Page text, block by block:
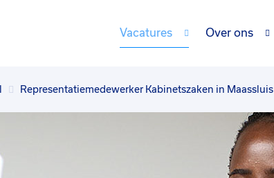
Vacatures Over ons
Representatiemedewerker Kabinetszaken in Maassluis